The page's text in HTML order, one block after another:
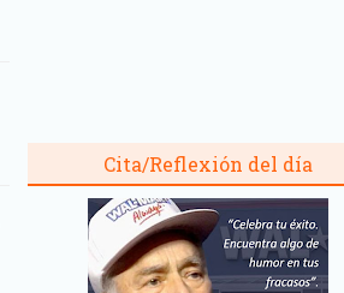
Cita/Reflexión del día